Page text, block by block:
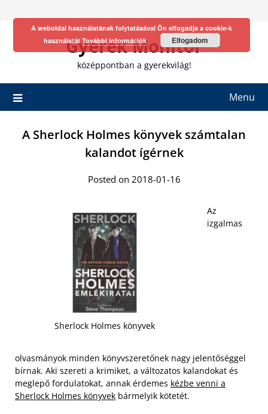
Gyerek Monitor
középpontban a gyerekvilág!
Menu
A Sherlock Holmes könyvek számtalan
kalandot ígérnek
Posted on 2018-01-16
Sherlock Holmes könyvek
Az
izgalmas
olvasmányok minden könyvszeretőnek nagy jelentőséggel
bírnak. Aki szereti a krimiket, a változatos kalandokat és
meglepő fordulatokat, annak érdemes kézbe venni a
Sherlock Holmes könyvek bármelyik kötetét.
A weboldal használatának folytatásával Ön elfogadja a cookie-k
használatát További információk Elfogadom